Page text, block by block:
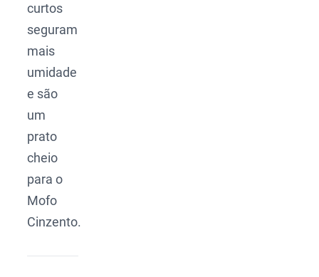
curtos
seguram
mais
umidade
e são
um
prato
cheio
para o
Mofo
Cinzento.